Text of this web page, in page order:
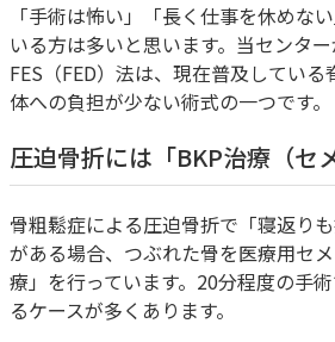
「手術は怖い」「長く仕事を休めな
いる方は多いと思います。当センタ
FES（FED）法は、現在普及してい
体への負担が少ない術式の一つです。
圧迫骨折には「BKP治療（セ
骨粗鬆症による圧迫骨折で「寝返り
がある場合、つぶれた骨を医療用セ
療」を行っています。20分程度の手
るケースが多くあります。